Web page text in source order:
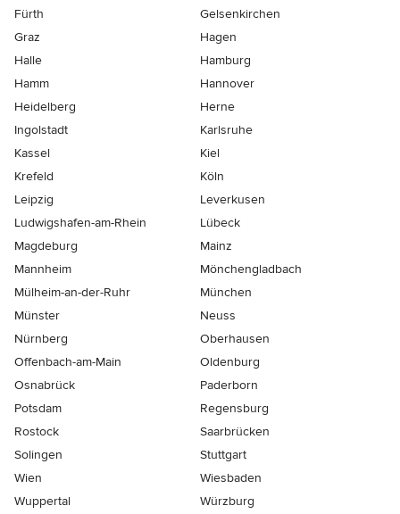
Fürth
Gelsenkirchen
Graz
Hagen
Halle
Hamburg
Hamm
Hannover
Heidelberg
Herne
Ingolstadt
Karlsruhe
Kassel
Kiel
Krefeld
Köln
Leipzig
Leverkusen
Ludwigshafen-am-Rhein
Lübeck
Magdeburg
Mainz
Mannheim
Mönchen­gladbach
Mülheim-an-der-Ruhr
München
Münster
Neuss
Nürnberg
Oberhausen
Offenbach-am-Main
Oldenburg
Osnabrück
Paderborn
Potsdam
Regensburg
Rostock
Saarbrücken
Solingen
Stuttgart
Wien
Wiesbaden
Wuppertal
Würzburg